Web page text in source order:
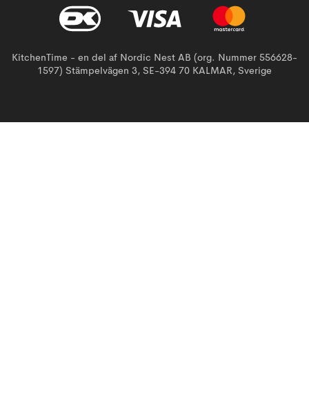
KitchenTime - en del af Nordic Nest AB (org. Nummer 556628-
1597) Stämpelvägen 3, SE-394 70 KALMAR, Sverige